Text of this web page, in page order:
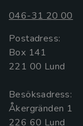
046-31 20 00
Postadress:
Box 141
221 00 Lund
Besöksadress:
Åkergränden 1